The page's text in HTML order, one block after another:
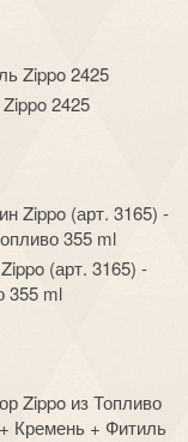
2425
(арт. 3165) -
355 ml